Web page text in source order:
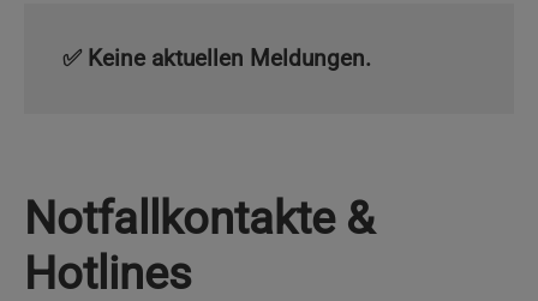
✅ Keine aktuellen Meldungen.
Notfallkontakte &
Hotlines